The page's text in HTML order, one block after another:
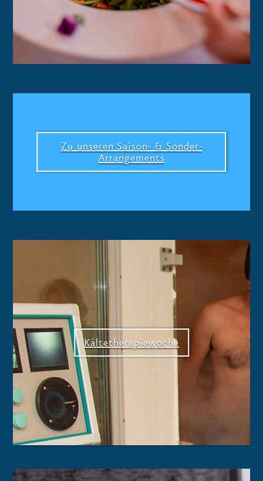
Zu unseren Saison- & Sonder-
Arrangements
Kältetherapiewoche